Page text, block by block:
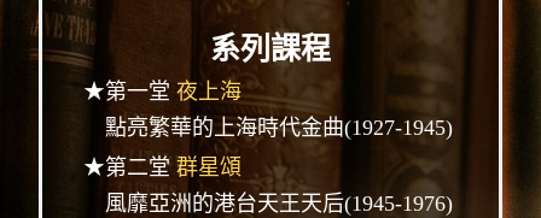
系列課程
★第一堂 夜上海
點亮繁華的上海時代金曲(1927-1945)
★第二堂 群星頌
風靡亞洲的港台天王天后(1945-1976)